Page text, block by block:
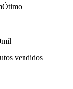
Ótimo
vendidos